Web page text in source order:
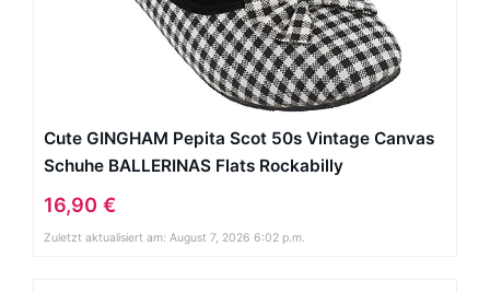
Cute GINGHAM Pepita Scot 50s Vintage Canvas
Schuhe BALLERINAS Flats Rockabilly
16,90 €
Zuletzt aktualisiert am: August 7, 2026 6:02 p.m.